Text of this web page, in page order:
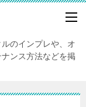
のインプレや、オ
ンス方法などを掲